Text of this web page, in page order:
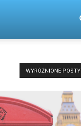
WYRÓŻNIONE POSTY